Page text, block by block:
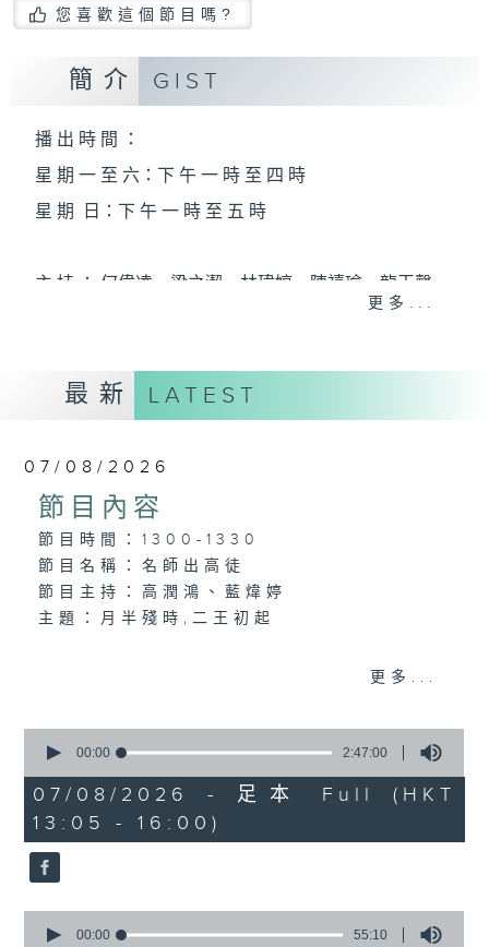
您喜歡這個節目嗎?
簡介 GIST
播 出 時 間 ：
星 期 一 至 六：下 午 一 時 至 四 時
星 期 日：下 午 一 時 至 五 時
主 持 ： 何偉凌、梁之潔、林瑋婷、陳禧瑜、龍玉聲、
《戲曲天地》以播放粵曲、粵劇為主，逢星期一、
星期二及星期六的「金裝粵劇」則播放長篇粵劇，精
挑細選各種版本播出，如紅伶的演出版、港台的珍藏
及原裝正版等；同時亦製作多元化特輯，訪問梨園、
曲藝及音樂界專業人士，邀請他們參與製作特備節目
及報導本港、國內及海外戲曲界的活動等等，式式俱
觸及學習的機會，使各戲迷能親自體會紅伶做功的難
更多...
最新 LATEST
07/08/2026
節目內容
節目時間：1300-1330
節目名稱：名師出高徒
節目主持：高潤鴻、藍煒婷
主題：月半殘時,二王初起
節目主持：梁漢威
節目時間：1400-1600
節目名稱：鑼鼓響 想點就點
節目主持：梁之潔、黎曉君
更多...
seconds
2
hours,
47
minutes,
0
seconds
00:00 2:47:00
07/08/2026 - 足本 Full (HKT
13:05 - 16:00)
seconds
00:00 55:10